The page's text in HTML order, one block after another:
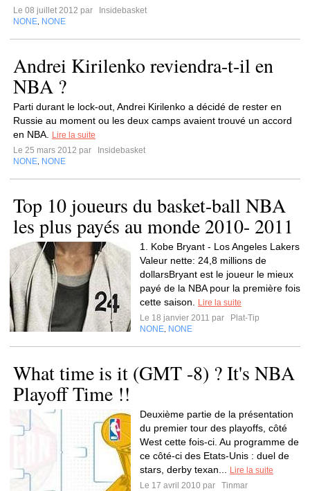
Le 08 juillet 2012 par
Insidebasket
NONE NONE
Andrei Kirilenko reviendra-t-il en
NBA ?
Parti durant le lock-out, Andrei Kirilenko a décidé de rester en
Russie au moment ou les deux camps avaient trouvé un accord
en NBA.
Lire la suite
Le 25 mars 2012 par
Insidebasket
NONE NONE
Top 10 joueurs du basket-ball NBA
les plus payés au monde 2010- 2011
1. Kobe Bryant - Los Angeles Lakers
Valeur nette: 24,8 millions de
dollarsBryant est le joueur le mieux
payé de la NBA pour la première fois
cette saison.
Lire la suite
Le 18 janvier 2011 par
Plat-Tip
NONE NONE
What time is it (GMT -8) ? It's NBA
Playoff Time !!
Deuxième partie de la présentation
du premier tour des playoffs, côté
West cette fois-ci. Au programme de
ce côté-ci des Etats-Unis : duel de
stars, derby texan...
Lire la suite
Le 17 avril 2010 par
Tinmar